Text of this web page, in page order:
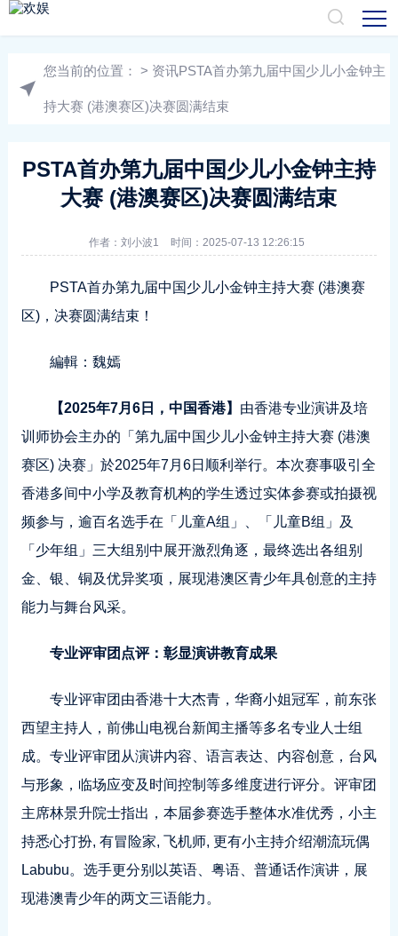
您当前的位置： > 资讯PSTA首办第九届中国少儿小金钟主
持大赛 (港澳赛区)决赛圆满结束
PSTA首办第九届中国少儿小金钟主持
大赛 (港澳赛区)决赛圆满结束
作者： 刘小波1 时间：2025-07-13 12:26:15
PSTA首办第九届中国少儿小金钟主持大赛 (港澳赛
区)，决赛圆满结束！
編輯：魏嫣
【2025年7月6日，中国香港】 由香港专业演讲及培
训师协会主办的「第九届中国少儿小金钟主持大赛 (港澳
赛区) 决赛」於2025年7月6日顺利举行。本次赛事吸引全
香港多间中小学及教育机构的学生透过实体参赛或拍摄视
频参与，逾百名选手在「儿童A组」、「儿童B组」及
「少年组」三大组别中展开激烈角逐，最终选出各组别
金、银、铜及优异奖项，展现港澳区青少年具创意的主持
能力与舞台风采。
专业评审团点评：彰显演讲教育成果
专业评审团由香港十大杰青，华裔小姐冠军，前东张
西望主持人，前佛山电视台新闻主播等多名专业人士组
成。专业评审团从演讲内容、语言表达、内容创意，台风
与形象，临场应变及时间控制等多维度进行评分。评审团
主席林景升院士指出，本届参赛选手整体水准优秀，小主
持悉心打扮, 有冒险家, 飞机师, 更有小主持介绍潮流玩偶
Labubu。选手更分别以英语、粤语、普通话作演讲，展
现港澳青少年的两文三语能力。